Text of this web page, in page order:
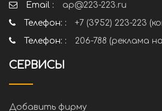
Email :
ap@223-223.ru
Телефон: :
+7 (3952) 223-223
Телефон: :
206-788 (реклама
СЕРВИСЫ
Добавить фирму